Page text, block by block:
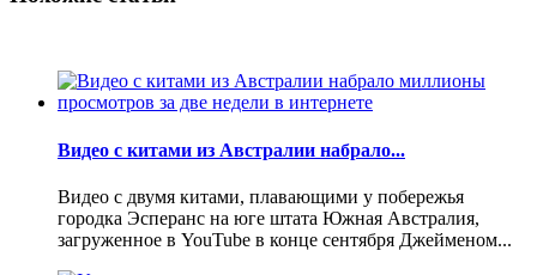
Видео с китами из Австралии набрало...
Видео с двумя китами, плавающими у побережья
городка Эсперанс на юге штата Южная Австралия,
загруженное в YouTube в конце сентября Джейменом...